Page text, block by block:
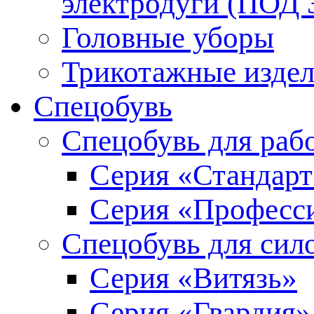
Головные уборы
Трикотажные
Спецобувь
Спецобувь для
Серия
Серия
Спецобувь для
Серия «Витязь»